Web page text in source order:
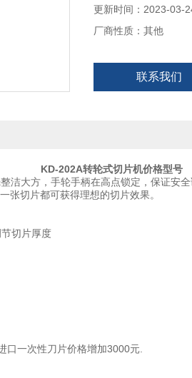
更新时间：2023-03-
厂商性质：其他
联系我们
KD-202A转轮式切片机价格型号
洁大方，手轮手柄在高点锁定，保证安
张切片都可获得理想的切片效果。
切片厚度
口一次性刀片价格增加3000元.